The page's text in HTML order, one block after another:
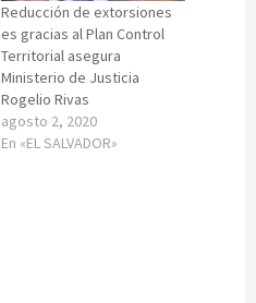
Reducción de extorsiones
es gracias al Plan Control
Territorial asegura
Ministerio de Justicia
Rogelio Rivas
agosto 2, 2020
En «EL SALVADOR»